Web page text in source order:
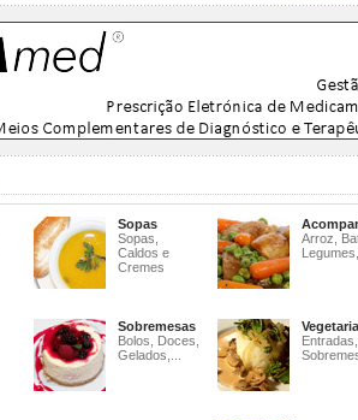
Sopas
Sopas,
Caldos e
Cremes
Arroz,
Sobremesas
Bolos, Doces,
Gelados,...